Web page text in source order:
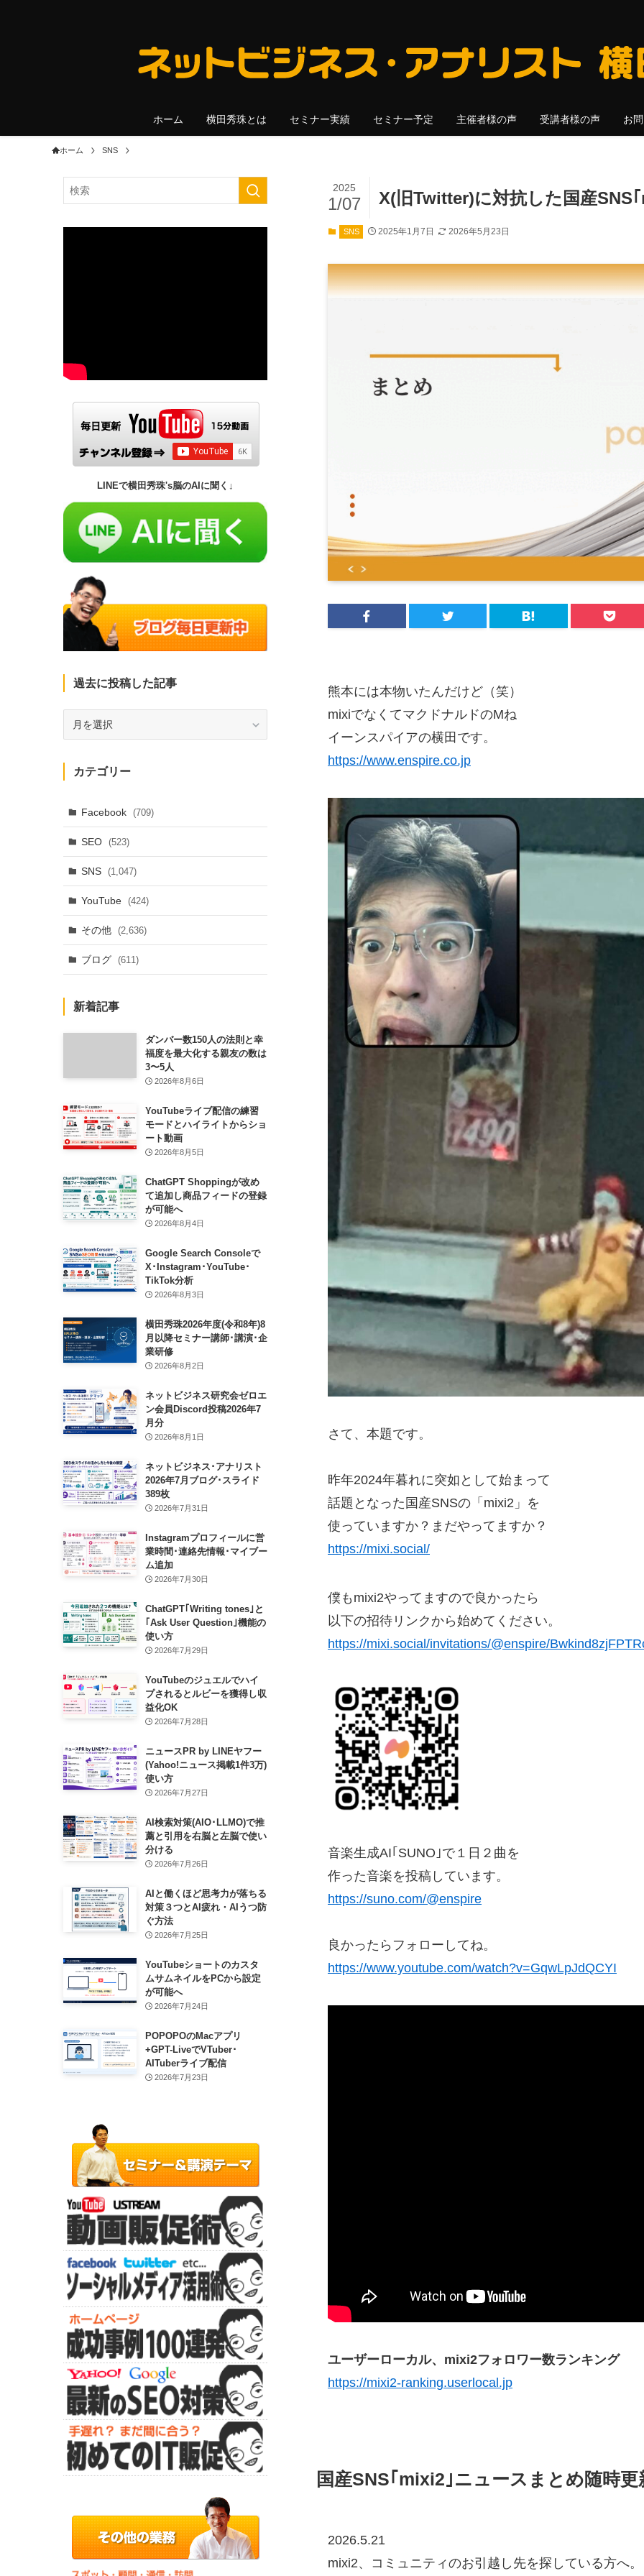
ホーム 横田秀珠とは セミナー実績 セミナー予定 主催者様の声 受講者様の声 お
ホーム SNS
X(旧Twitter)に対抗した国産SNS
2025
1/07
SNS 2025年1月7日 2026年5月23日
熊本には本物いたんだけど（笑）
mixiでなくてマクドナルドのMね
イーンスパイアの横田です。
https://www.enspire.co.jp
さて、本題です。
昨年2024年暮れに突如として始まって
話題となった国産SNSの「mixi2」を
使っていますか？まだやってますか？
https://mixi.social/
僕もmixi2やってますので良かったら
以下の招待リンクから始めてください。
https://mixi.social/invitations/@enspire/
音楽生成AI｢SUNO｣で１日２曲を
作った音楽を投稿しています。
https://suno.com/@enspire
良かったらフォローしてね。
https://www.youtube.com/watch?v=GqwLpJdQCYI
ユーザーローカル、mixi2フォロワー数ランキング
https://mixi2-ranking.userlocal.jp
国産SNS｢mixi2｣ニュースまとめ随時更
2026.5.21
mixi2、コミュニティのお引越し先を探している方へ。
LINEで横田秀珠's脳のAIに聞く↓
過去に投稿した記事
投
稿
た
記
事
カテゴリー
Facebook (709)
SEO (523)
SNS (1,047)
YouTube (424)
その他 (2,636)
ブログ (611)
新着記事
ダンバー数150人の法則と幸
福度を最大化する親友の数は
3〜5人
2026年8月6日
YouTubeライブ配信の練習
モードとハイライトからショ
ート動画
2026年8月5日
ChatGPT Shoppingが改め
て追加し商品フィードの登録
が可能へ
2026年8月4日
Google Search Consoleで
X･Instagram･YouTube･
TikTok分析
2026年8月3日
横田秀珠2026年度(令和8年)8
月以降セミナー講師･講演･企
業研修
2026年8月2日
ネットビジネス研究会ゼロエ
ン会員Discord投稿2026年7
月分
2026年8月1日
ネットビジネス･アナリスト
2026年7月ブログ･スライド
389枚
2026年7月31日
Instagramプロフィールに営
業時間･連絡先情報･マイブー
ム追加
2026年7月30日
ChatGPT｢Writing tones｣と
｢Ask User Question｣機能の
使い方
2026年7月29日
YouTubeのジュエルでハイ
プされるとルビーを獲得し収
益化OK
2026年7月28日
ニュースPR by LINEヤフー
(Yahoo!ニュース掲載1件3万)
使い方
2026年7月27日
AI検索対策(AIO･LLMO)で推
薦と引用を右脳と左脳で使い
分ける
2026年7月26日
AIと働くほど思考力が落ちる
対策３つとAI疲れ・AIうつ防
ぐ方法
2026年7月25日
YouTubeショートのカスタ
ムサムネイルをPCから設定
が可能へ
2026年7月24日
POPOPOのMacアプリ
+GPT-LiveでVTuber･
AITuberライブ配信
2026年7月23日